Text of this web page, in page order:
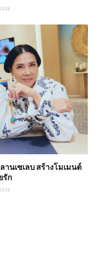
นเซเลบ สร้างโมเมนต์
รัก